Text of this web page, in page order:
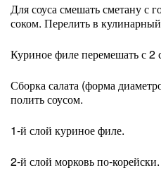
Для соуса смешать сметану
соком. Перелить в
Куриное филе перемешать с 2
Сборка салата (форма
полить соусом.
1-й слой куриное филе.
2-й слой морковь по-корейски.